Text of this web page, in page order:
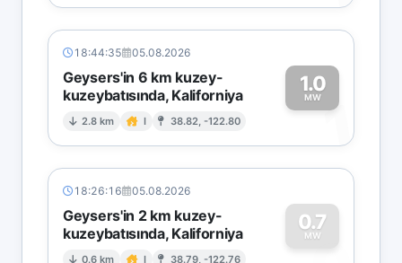
18:44:35 05.08.2026
Geysers'in 6 km kuzey-
kuzeybatısında, Kaliforniya
2.8 km I 38.82, -122.80
1.0
MW1
18:26:16 05.08.2026
Geysers'in 2 km kuzey-
kuzeybatısında, Kaliforniya
0.6 km I 38.79, -122.76
0.7
MW